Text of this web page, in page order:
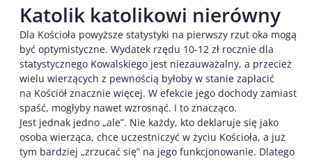
Katolik katolikowi nierówny
Dla Kościoła powyższe statystyki na pierwszy rzut oka mogą
być optymistyczne. Wydatek rzędu 10-12 zł rocznie dla
statystycznego Kowalskiego jest niezauważalny, a przecież
wielu wierzących z pewnością byłoby w stanie zapłacić
na Kościół znacznie więcej. W efekcie jego dochody zamiast
spaść, mogłyby nawet wzrosnąć. I to znacząco.
Jest jednak jedno „ale”. Nie każdy, kto deklaruje się jako
osoba wierząca, chce uczestniczyć w życiu Kościoła, a już
tym bardziej „zrzucać się” na jego funkcjonowanie. Dlatego